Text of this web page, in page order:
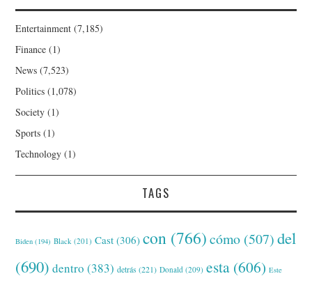
Entertainment (7,185)
Finance (1)
News (7,523)
Politics (1,078)
Society (1)
Sports (1)
Technology (1)
TAGS
Biden (194) Black (201) Cast (306) con (766) cómo (507) del
(690) dentro (383) detrás (221) Donald (209) esta (606) Este